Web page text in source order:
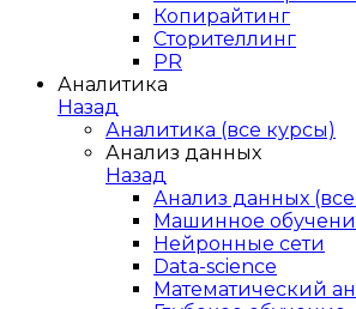
Копирайтинг
Сторителлинг
PR
Аналитика
Назад
Аналитика (все курсы)
Анализ данных
Назад
Анализ данных
Машинное
Нейронные сети
Data-science
Математический